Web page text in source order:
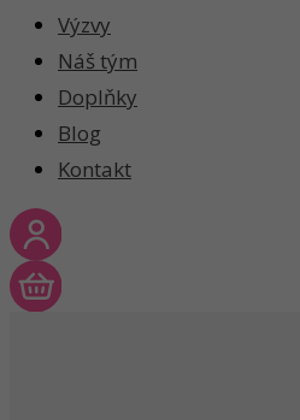
Výzvy
Náš tým
Doplňky
Blog
Kontakt